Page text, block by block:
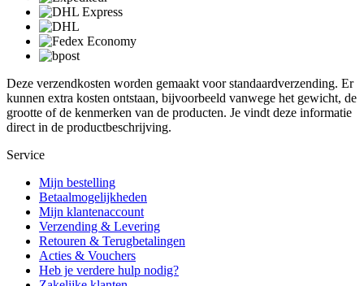
Deze verzendkosten worden gemaakt voor standaardverzending. Er
kunnen extra kosten ontstaan, bijvoorbeeld vanwege het gewicht, de
grootte of de kenmerken van de producten. Je vindt deze informatie
direct in de productbeschrijving.
Service
Mijn bestelling
Betaalmogelijkheden
Mijn klantenaccount
Verzending & Levering
Retouren & Terugbetalingen
Acties & Vouchers
Heb je verdere hulp nodig?